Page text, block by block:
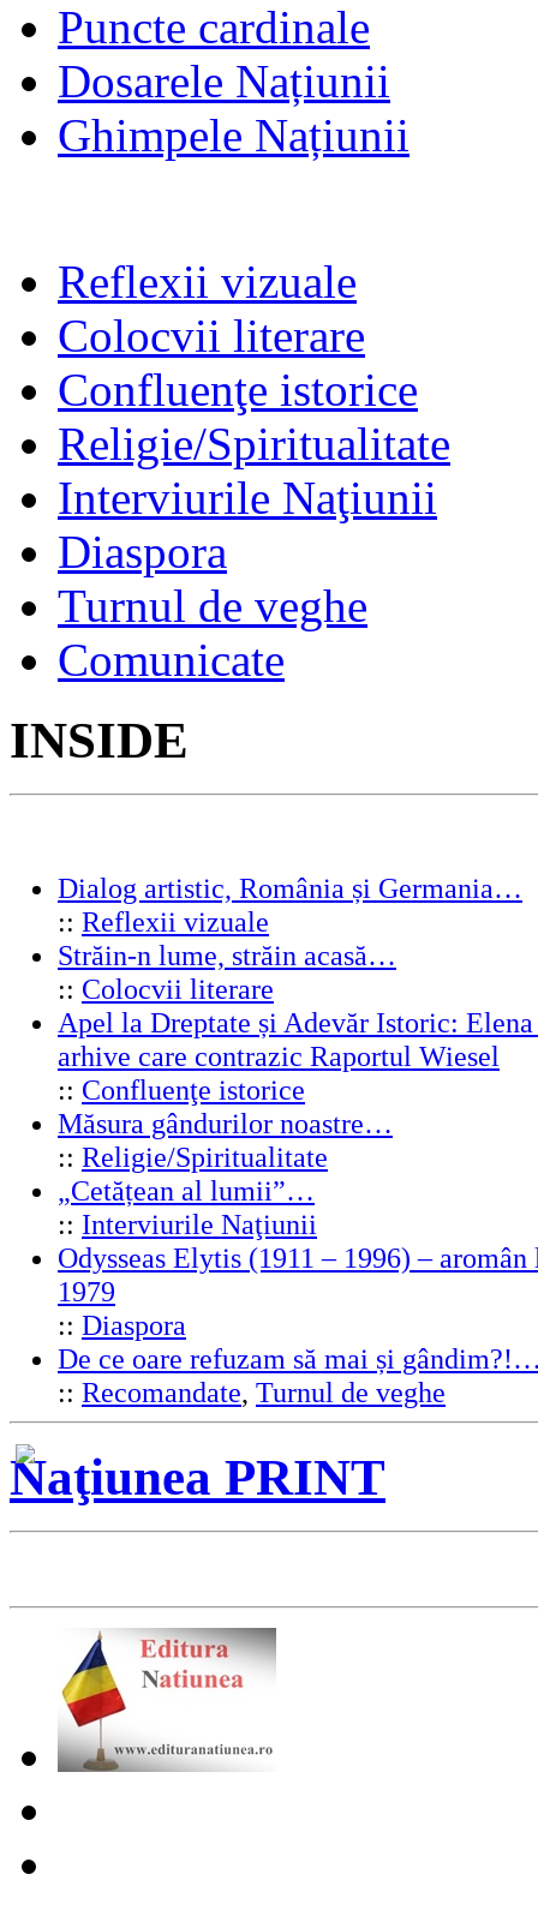
Puncte cardinale
Dosarele Națiunii
Ghimpele Națiunii
Reflexii vizuale
Colocvii literare
Confluenţe istorice
Religie/Spiritualitate
Interviurile Naţiunii
Diaspora
Turnul de veghe
Comunicate
INSIDE
Dialog artistic, România și Germania…
:: Reflexii vizuale
Străin-n lume, străin acasă…
:: Colocvii literare
Apel la Dreptate și Adevăr Istoric:
arhive care contrazic Raportul Wiesel
:: Confluenţe istorice
Măsura gândurilor noastre…
:: Religie/Spiritualitate
„Cetățean al lumii”…
:: Interviurile Naţiunii
Odysseas Elytis (1911 – 1996) –
1979
:: Diaspora
De ce oare refuzam să mai și
:: Recomandate, Turnul de veghe
Naţiunea PRINT